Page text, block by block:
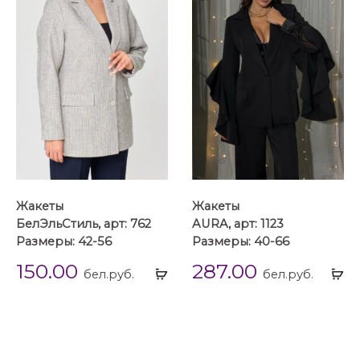
Выбрать
Жакеты
БелЭльСтиль, арт: 762
Размеры: 42-56
150.00 бел.руб.
Жакеты
AURA, арт: 1123
Размеры: 40-66
287.00 бел.руб.